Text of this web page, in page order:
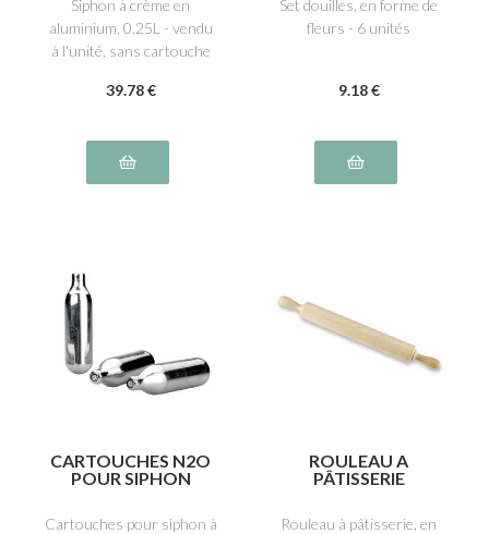
Siphon à crème en
aluminium, 0.25L - vendu
à l'unité, sans cartouche
39.78 €
Set douilles, en forme de
fleurs - 6 unités
9.18 €
CARTOUCHES N2O
POUR SIPHON
Cartouches pour siphon à
ROULEAU A
PÂTISSERIE
Rouleau à pâtisserie, en